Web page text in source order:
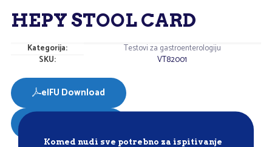
HEPY STOOL CARD
Kategorija:
Testovi za gastroenterologiju
SKU:
VT82001
eIFU Download
Komed nudi sve potrebno za ispitivanje